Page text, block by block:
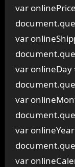
var
var
var onlineDay
var
var
var